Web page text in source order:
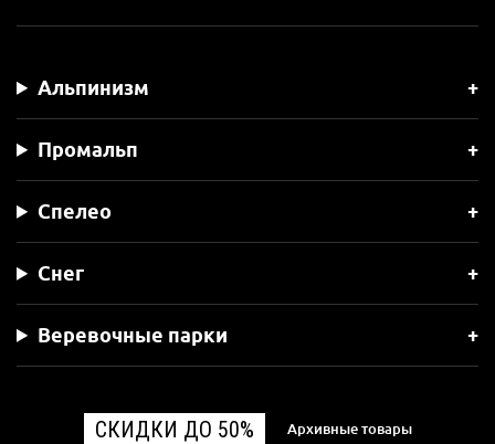
Альпинизм
Промальп
Спелео
Снег
Веревочные парки
СКИДКИ ДО 50% Архивные товары